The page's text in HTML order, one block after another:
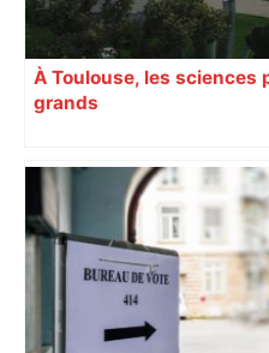
À Toulouse, les sciences
grands